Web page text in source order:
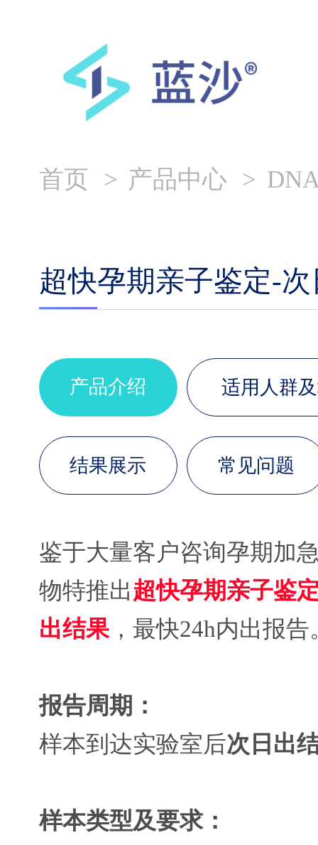
首页 产品中心
超快孕期亲子鉴定-
产品介绍 适用人群
结果展示 常见问题
鉴于大量客户咨询孕期加
物特推出超快孕期亲子鉴
出结果，最快24h内出报告
报告周期：
样本到达实验室后次日出
样本类型及要求：